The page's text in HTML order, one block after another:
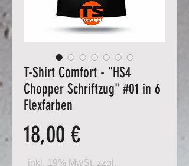
T-Shirt Comfort - "HS4
Chopper Schriftzug" #01 in 6
Flexfarben
18,00 €Preis